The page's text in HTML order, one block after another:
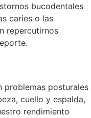
bucodentales
caries o las
repercutirnos
problemas posturales
cuello y espalda,
rendimiento